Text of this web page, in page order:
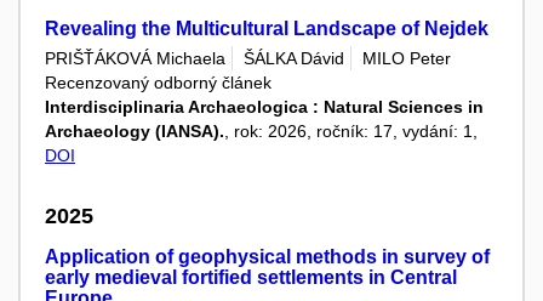
Revealing the Multicultural Landscape of Nejdek
PRIŠŤÁKOVÁ Michaela ŠÁLKA Dávid
MILO Peter
Recenzovaný odborný článek
Interdisciplinaria Archaeologica : Natural Sciences in
Archaeology (IANSA). , rok: 2026, ročník: 17, vydání: 1,
DOI
2025
Application of geophysical methods in survey of
early medieval fortified settlements in Central